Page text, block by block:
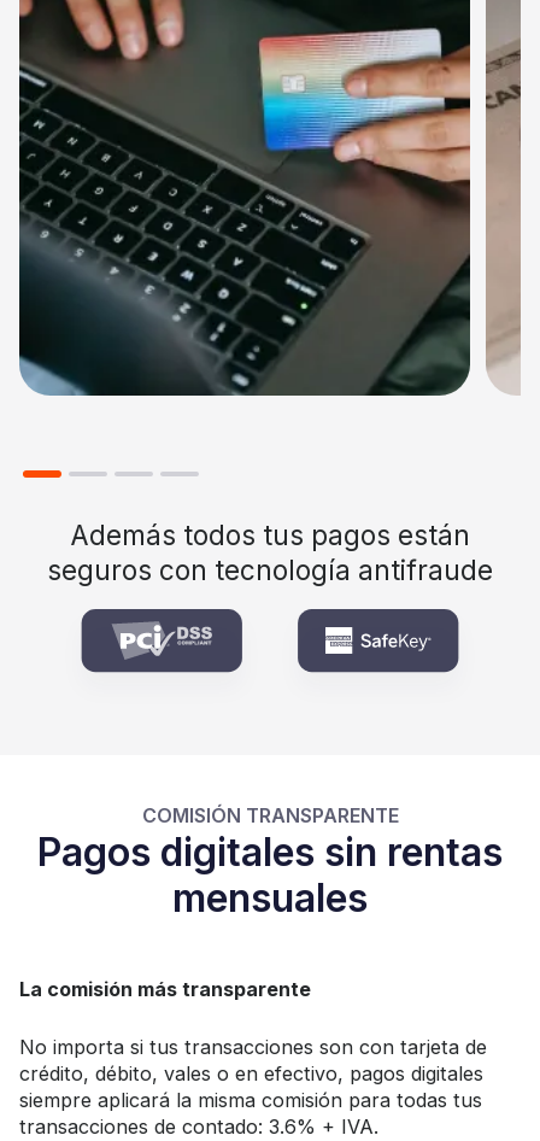
Además todos tus pagos están
seguros con tecnología antifraude
COMISIÓN TRANSPARENTE
Pagos digitales sin rentas
mensuales
La comisión más transparente
No importa si tus transacciones son con tarjeta de
crédito, débito, vales o en efectivo, pagos digitales
siempre aplicará la misma comisión para todas tus
transacciones de contado: 3.6% + IVA.